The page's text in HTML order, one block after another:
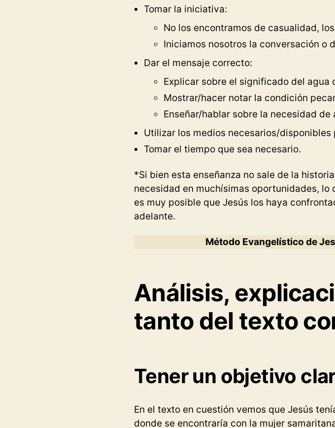
Tomar la iniciativa:
No los encontramos de casualidad,
Iniciamos nosotros la conversación o
Dar el mensaje correcto:
Explicar sobre el significado del agua
Mostrar/hacer notar la condición
Enseñar/hablar sobre la necesidad de
Utilizar los medios necesarios/
Tomar el tiempo que sea necesario.
*Si bien esta enseñanza no sale de la
necesidad en muchísimas oportunidades, lo
es muy posible que Jesús los haya
adelante.
Método Evangelístico de
Análisis,
tanto del texto
Tener un objetivo
En el texto en cuestión vemos que Jesús
donde se encontraría con la mujer